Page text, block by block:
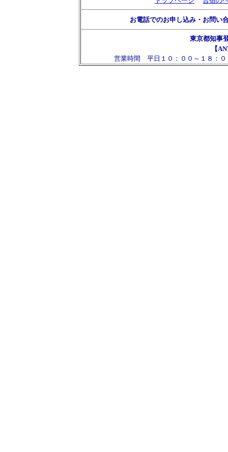
お電話でのお申し込み・お問い
東京都知事
【
営業時間 平日１０：００～１８：